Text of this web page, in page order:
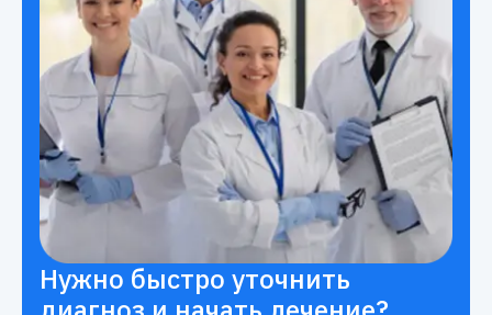
Нужно быстро уточнить